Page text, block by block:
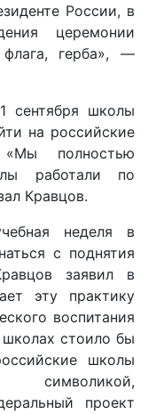
России, в
церемонии
флага, герба», —
сентября школы
на российские
«Мы полностью
работали по
Кравцов.
неделя в
с поднятия
заявил в
эту практику
воспитания
стоило бы
школы
символикой,
проект